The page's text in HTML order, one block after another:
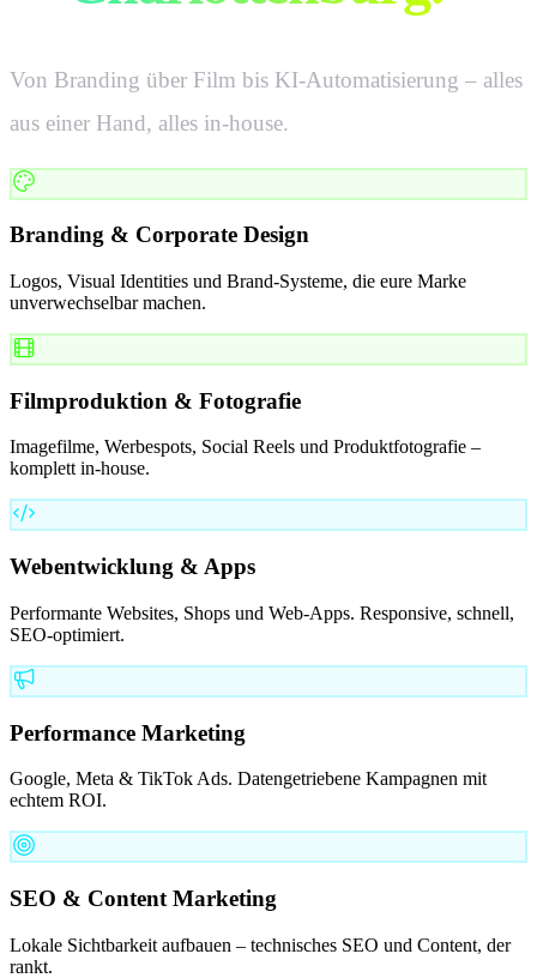
Von Branding über Film bis KI-Automatisierung – alles
aus einer Hand, alles in-house.
Branding & Corporate Design
Logos, Visual Identities und Brand-Systeme, die eure Marke
unverwechselbar machen.
Filmproduktion & Fotografie
Imagefilme, Werbespots, Social Reels und Produktfotografie –
komplett in-house.
Webentwicklung & Apps
Performante Websites, Shops und Web-Apps. Responsive, schnell,
SEO-optimiert.
Performance Marketing
Google, Meta & TikTok Ads. Datengetriebene Kampagnen mit
echtem ROI.
SEO & Content Marketing
Lokale Sichtbarkeit aufbauen – technisches SEO und Content, der
rankt.